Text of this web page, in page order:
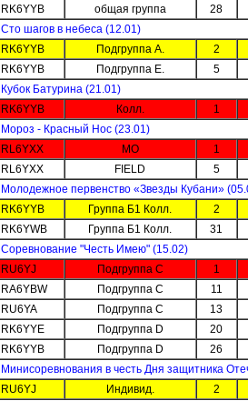
RK6YYB
общая группа
28
Сто шагов в небеса (12.01)
RK6YYB
Подгруппа А.
2
RK6YYB
Подгруппа E.
5
Кубок Батурина (21.01)
RK6YYB
Колл.
1
Мороз - Красный Нос (23.01)
RL6YXX
MO
1
RL6YXX
FIELD
5
Молодежное первенство «Звезды Кубани»
RK6YYB
Группа Б1 Колл.
2
RK6YWB
Группа Б1 Колл.
31
Соревнование "Честь Имею" (15.02)
RU6YJ
Подгруппа C
1
RA6YBW
Подгруппа C
11
RU6YA
Подгруппа C
13
RK6YYE
Подгруппа D
20
RK6YYB
Подгруппа D
26
Минисоревнования в честь Дня защитника
RU6YJ
Индивид.
2